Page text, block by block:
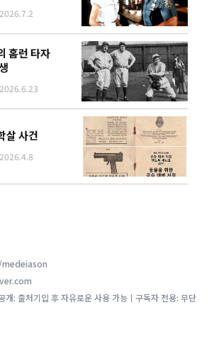
2026.7.2
홈런 타자
2026.6.23
살 사건
2026.4.8
medeiason
: 출처기입 후 자유로운 사용 가능ㅣ구독자 전용: 무단